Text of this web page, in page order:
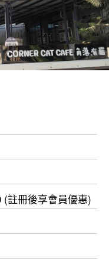
(註冊後享會員優惠)